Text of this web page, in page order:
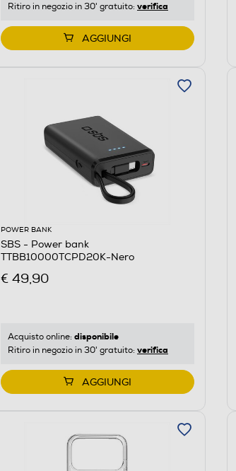
Ritiro in negozio in 30' gratuito: verifica
AGGIUNGI
POWER BANK
SBS - Power bank
TTBB10000TCPD20K-Nero
€ 49,90
Acquisto online: disponibile
Ritiro in negozio in 30' gratuito: verifica
AGGIUNGI